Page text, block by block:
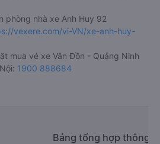
phòng nhà xe Anh Huy 92
vexere.com/vi-VN/xe-anh-huy-
mua vé xe Vân Đồn - Quảng Ninh
1900 888684
Bảng tổng hợp thông